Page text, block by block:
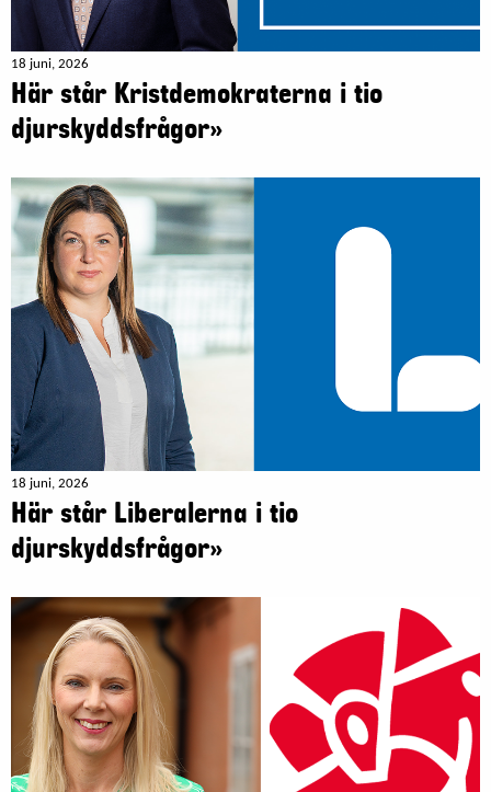
18 juni, 2026
Här står Kristdemokraterna i tio
djurskyddsfrågor»
18 juni, 2026
Här står Liberalerna i tio
djurskyddsfrågor»